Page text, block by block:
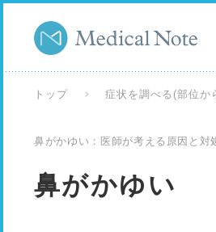
トップ 症状を調べる(部位か
鼻がかゆい：医師が考える原因と対
鼻がかゆい